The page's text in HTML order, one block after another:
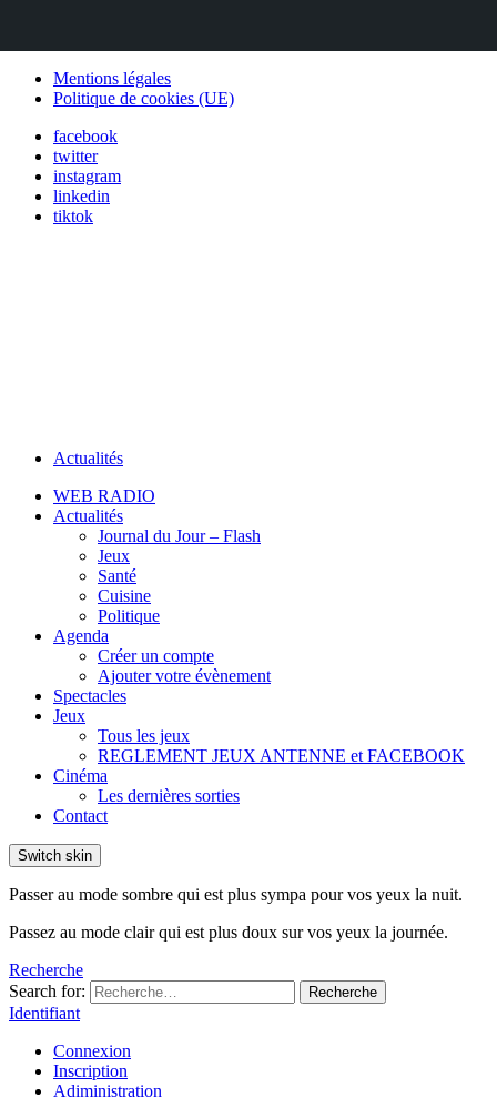
Mentions légales
Politique de cookies (UE)
facebook
twitter
instagram
linkedin
tiktok
Actualités
WEB RADIO
Actualités
Journal du Jour – Flash
Jeux
Santé
Cuisine
Politique
Agenda
Créer un compte
Ajouter votre évènement
Spectacles
Jeux
Tous les jeux
REGLEMENT JEUX ANTENNE et FACEBOOK
Cinéma
Les dernières sorties
Contact
Switch skin
Passer au mode sombre qui est plus sympa pour vos yeux la nuit.
Passez au mode clair qui est plus doux sur vos yeux la journée.
Recherche
Search for:
Recherche
Identifiant
Connexion
Inscription
Adiministration